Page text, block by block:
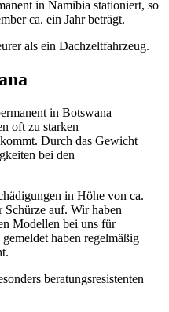
in Namibia stationiert, so
ca. ein Jahr beträgt.
als ein Dachzeltfahrzeug.
in Botswana
oft zu starken
Durch das Gewicht
bei den
in Höhe von ca.
auf. Wir haben
Modellen bei uns für
haben regelmäßig
beratungsresistenten